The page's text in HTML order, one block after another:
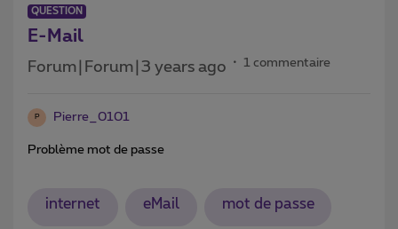
QUESTION
E-Mail
Forum|Forum|3 years ago 1 commentaire
P Pierre_0101
Problème mot de passe
internet eMail mot de passe